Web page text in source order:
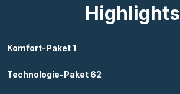
Highlights
Komfort-Paket 1
Technologie-Paket 62